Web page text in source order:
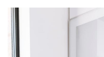
KOSZYK
IG